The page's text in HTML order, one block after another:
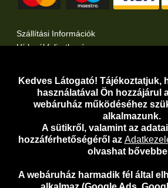
Szállítási Információk
Hírlevél feliratkozás
Kertlap Webáruház a Twitter-en
Adatvédelem
Adatkezelési Tájékoztató
Adathozzáférési Kérelem
Általános Szerződési Feltételek
E-mail:webaruhaz@kertlap.hu
Kedves Látogató! Tájékoztatjuk,
használatával Ön hozzájárul
webáruház működéséhez
alkalmazunk.
A sütikről, valamint az
hozzáférhetőségéről az
olvashat
A webáruház harmadik fél által